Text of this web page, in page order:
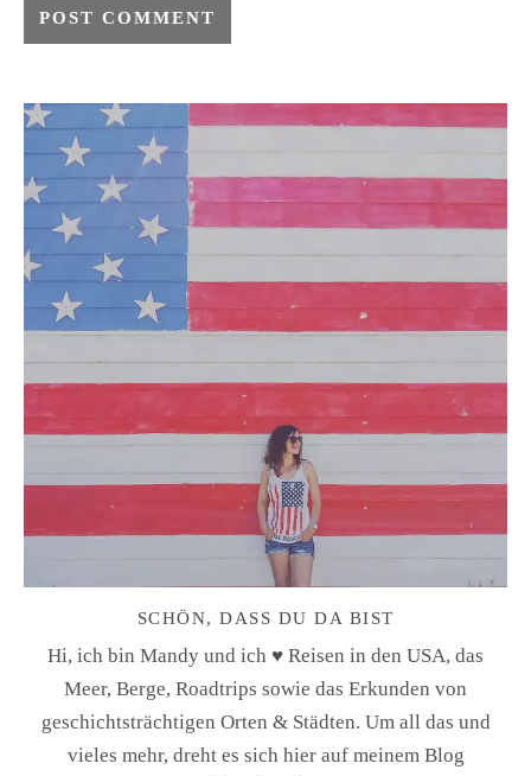
SCHÖN, DASS DU DA BIST
Hi, ich bin Mandy und ich ♥ Reisen in den USA, das
Meer, Berge, Roadtrips sowie das Erkunden von
geschichtsträchtigen Orten & Städten. Um all das und
vieles mehr, dreht es sich hier auf meinem Blog